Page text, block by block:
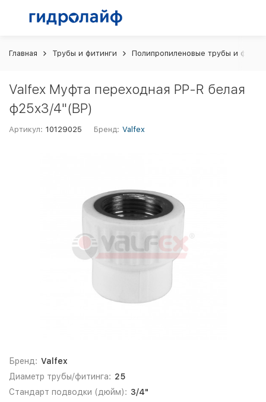
Главная Трубы и фитинги Полипропиленовые трубы и
Valfex Муфта переходная PP-R белая
ф25x3/4"(ВР)
Артикул: 10129025 Бренд: Valfex
Бренд: Valfex
Диаметр трубы/фитинга: 25
Стандарт подводки (дюйм): 3/4"